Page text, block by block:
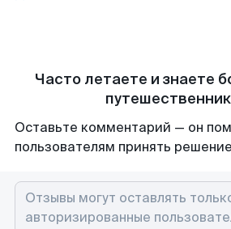
Часто летаете и знаете
Оставьте комментарий — он
пользователям принять решение